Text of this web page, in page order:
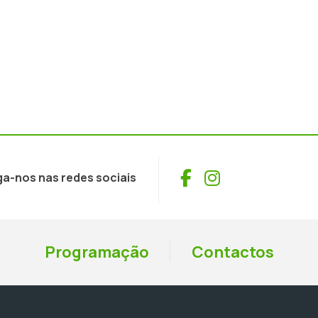
nos nas redes sociais Facebook
Instagram
Programação Contactos